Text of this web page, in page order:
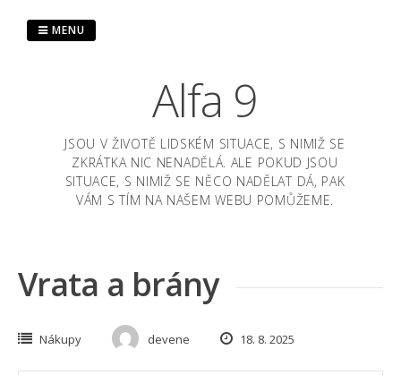
Alfa 9
JSOU V ŽIVOTĚ LIDSKÉM SITUACE, S NIMIŽ SE
ZKRÁTKA NIC NENADĚLÁ. ALE POKUD JSOU
SITUACE, S NIMIŽ SE NĚCO NADĚLAT DÁ, PAK
VÁM S TÍM NA NAŠEM WEBU POMŮŽEME.
MENU
Vrata a brány
Nákupy devene 18. 8. 2025